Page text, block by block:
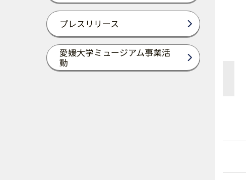
プレスリリース
愛媛大学ミュージアム事業活
動